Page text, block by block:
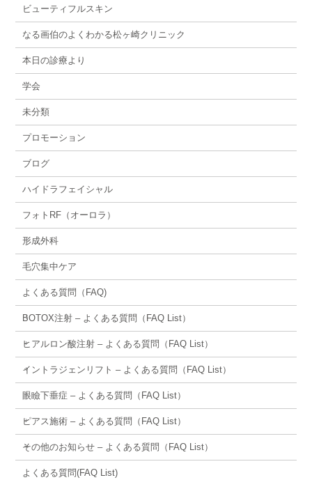
ビューティフルスキン
なる画伯のよくわかる松ヶ崎クリニック
本日の診療より
学会
未分類
プロモーション
ブログ
ハイドラフェイシャル
フォトRF（オーロラ）
形成外科
毛穴集中ケア
よくある質問（FAQ)
BOTOX注射 – よくある質問（FAQ List）
ヒアルロン酸注射 – よくある質問（FAQ List）
イントラジェンリフト – よくある質問（FAQ List）
眼瞼下垂症 – よくある質問（FAQ List）
ピアス施術 – よくある質問（FAQ List）
その他のお知らせ – よくある質問（FAQ List）
よくある質問(FAQ List)